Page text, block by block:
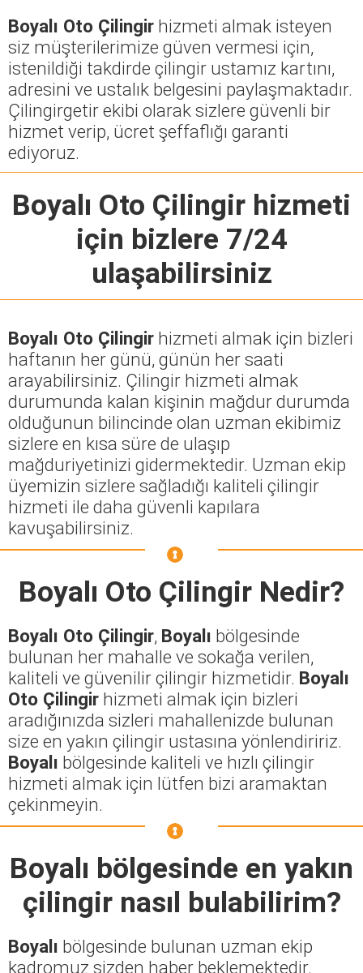
Boyalı Oto Çilingir hizmeti almak isteyen
siz müşterilerimize güven vermesi için,
istenildiği takdirde çilingir ustamız kartını,
adresini ve ustalık belgesini paylaşmaktadır.
Çilingirgetir ekibi olarak sizlere güvenli bir
hizmet verip, ücret şeffaflığı garanti
ediyoruz.
Boyalı Oto Çilingir hizmeti
için bizlere 7/24
ulaşabilirsiniz
Boyalı Oto Çilingir hizmeti almak için bizleri
haftanın her günü, günün her saati
arayabilirsiniz. Çilingir hizmeti almak
durumunda kalan kişinin mağdur durumda
olduğunun bilincinde olan uzman ekibimiz
sizlere en kısa süre de ulaşıp
mağduriyetinizi gidermektedir. Uzman ekip
üyemizin sizlere sağladığı kaliteli çilingir
hizmeti ile daha güvenli kapılara
kavuşabilirsiniz.
Boyalı Oto Çilingir Nedir?
Boyalı Oto Çilingir, Boyalı bölgesinde
bulunan her mahalle ve sokağa verilen,
kaliteli ve güvenilir çilingir hizmetidir. Boyalı
Oto Çilingir hizmeti almak için bizleri
aradığınızda sizleri mahallenizde bulunan
size en yakın çilingir ustasına yönlendiririz.
Boyalı bölgesinde kaliteli ve hızlı çilingir
hizmeti almak için lütfen bizi aramaktan
çekinmeyin.
Boyalı bölgesinde en yakın
çilingir nasıl bulabilirim?
Boyalı bölgesinde bulunan uzman ekip
kadromuz sizden haber beklemektedir.